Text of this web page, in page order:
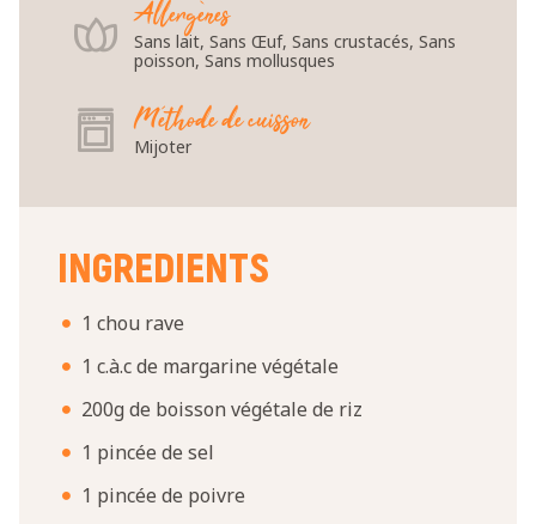
Allergènes
Sans lait, Sans Œuf, Sans crustacés, Sans
poisson, Sans mollusques
Méthode de cuisson
Mijoter
INGREDIENTS
1 chou rave
1 c.à.c de margarine végétale
200g de boisson végétale de riz
1 pincée de sel
1 pincée de poivre